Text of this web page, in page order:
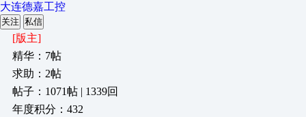
大连德嘉工控
关注 私信
[版主]
精华：7帖
求助：2帖
帖子：1071帖 | 1339回
年度积分：432